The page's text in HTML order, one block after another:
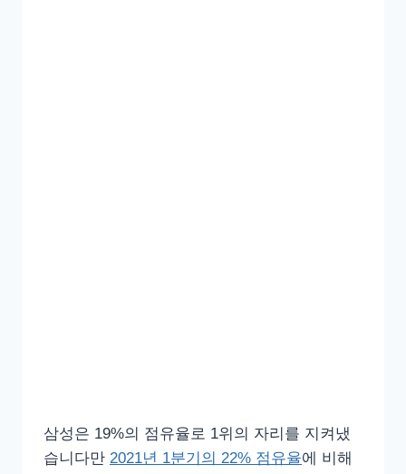
삼성은 19%의 점유율로 1위의 자리를 지켜냈
습니다만 2021년 1분기의 22% 점유율에 비해